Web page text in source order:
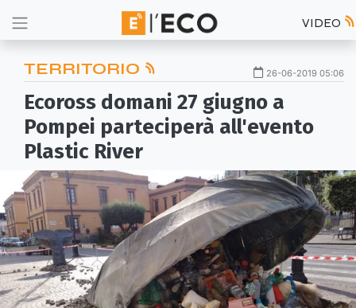
VIDEO
TERRITORIO 26-06-2019 05:06
Ecoross domani 27 giugno a
Pompei parteciperà all'evento
Plastic River